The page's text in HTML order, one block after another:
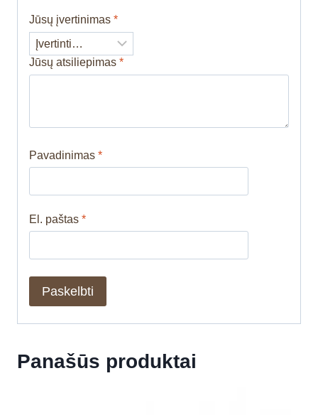
Jūsų įvertinimas *
Jūsų atsiliepimas *
Pavadinimas *
El. paštas *
Panašūs produktai